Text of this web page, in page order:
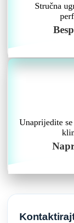
Stručna
Unaprijedite